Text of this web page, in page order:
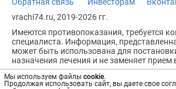
Мы используем файлы cookie.
Продолжая использовать сайт, вы даете свое
vrachi74.ru, 2019-2026 гг.
Имеются противопоказания, требуется
специалиста. Информация,
может быть использована для
назначения лечения и не заменяет прием
Возрастное ограничение: 18+